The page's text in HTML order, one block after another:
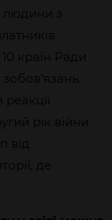
людини з
країн Ради
рік війни
від
де